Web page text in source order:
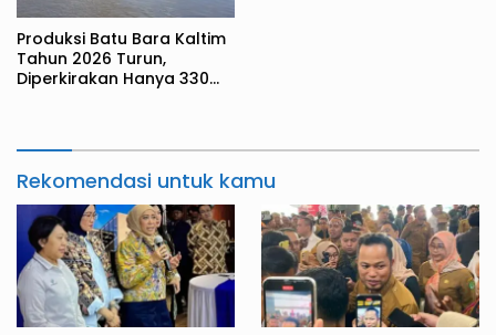
Produksi Batu Bara Kaltim
Tahun 2026 Turun,
Diperkirakan Hanya 330
Rekomendasi untuk kamu